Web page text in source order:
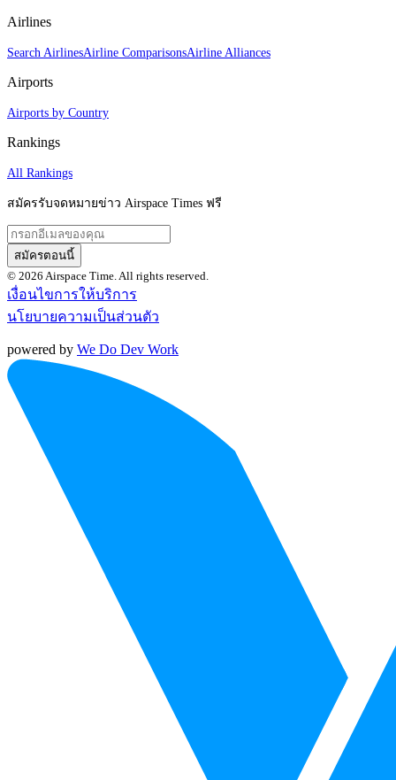
Airlines
Search AirlinesAirline ComparisonsAirline Alliances
Airports
Airports by Country
Rankings
All Rankings
สมัครรับจดหมายข่าว Airspace Times ฟรี
สมัครตอนนี้
© 2026 Airspace Time. All rights reserved.
เงื่อนไขการให้บริการ
นโยบายความเป็นส่วนตัว
powered by We Do Dev Work